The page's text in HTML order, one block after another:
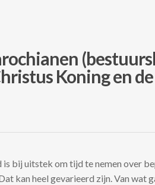
Koning en
bij uitstek om tijd te nemen over
kan heel gevarieerd zijn. Van wat